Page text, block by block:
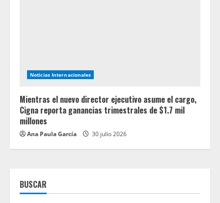
Noticias Internacionales
Mientras el nuevo director ejecutivo asume el cargo,
Cigna reporta ganancias trimestrales de $1.7 mil
millones
Ana Paula García 30 julio 2026
BUSCAR